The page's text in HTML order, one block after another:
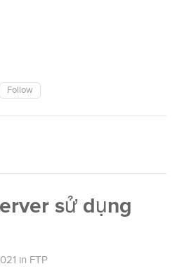
Follow
sử dụng
in FTP